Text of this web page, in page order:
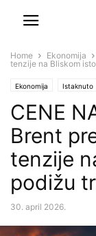
Home Ekonomija
tenzije na Bliskom
Ekonomija Istaknuto
CENE
Brent
tenzije
podižu
30. april 2026.